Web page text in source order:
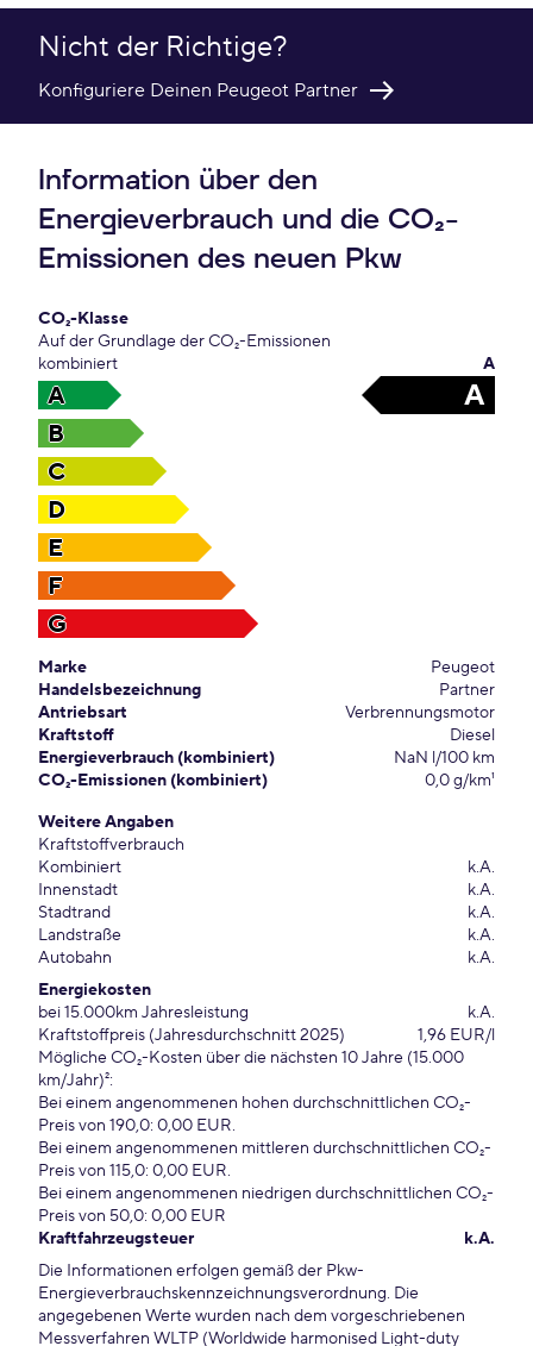
Nicht der Richtige?
Konfiguriere Deinen Peugeot Partner
Information über den
Energieverbrauch und die CO₂-
Emissionen des neuen Pkw
CO₂-Klasse
Auf der Grundlage der CO₂-Emissionen
kombiniert
A
A A
B
C
D
E
F
G
Marke
Peugeot
Handelsbezeichnung
Partner
Antriebsart
Verbrennungsmotor
Kraftstoff
Diesel
Energieverbrauch (kombiniert)
NaN l/100 km
CO₂-Emissionen (kombiniert)
0,0 g/km¹
Weitere Angaben
Kraftstoffverbrauch
Kombiniert
k.A.
Innenstadt
k.A.
Stadtrand
k.A.
Landstraße
k.A.
Autobahn
k.A.
Energiekosten
bei 15.000km Jahresleistung
k.A.
Kraftstoffpreis (Jahresdurchschnitt 2025)
1,96 EUR/l
Mögliche CO₂-Kosten über die nächsten 10 Jahre (15.000
km/Jahr)²:
Bei einem angenommenen hohen durchschnittlichen CO₂-
Preis von 190,0: 0,00 EUR.
Bei einem angenommenen mittleren durchschnittlichen CO₂-
Preis von 115,0: 0,00 EUR.
Bei einem angenommenen niedrigen durchschnittlichen CO₂-
Preis von 50,0: 0,00 EUR
Kraftfahrzeugsteuer
k.A.
Die Informationen erfolgen gemäß der Pkw-
Energieverbrauchskennzeichnungsverordnung. Die
angegebenen Werte wurden nach dem vorgeschriebenen
Messverfahren WLTP (Worldwide harmonised Light-duty